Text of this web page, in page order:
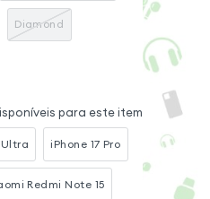
Diamond
para este item
iPhone 17 Pro
Redmi Note 15